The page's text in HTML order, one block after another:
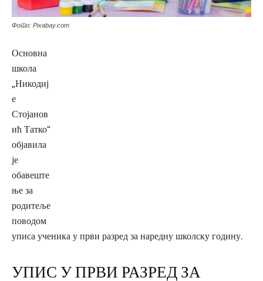
Фото: Pixabay.com
Основна
школа
„Никодиј
е
Стојанов
ић Татко“
објавила
је
обавеште
ње за
родитеље
поводом
уписа ученика у први разред за наредну школску годину.
УПИС У ПРВИ РАЗРЕД ЗА